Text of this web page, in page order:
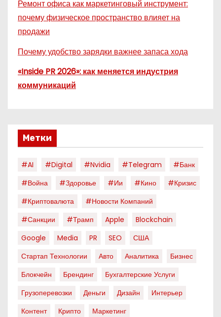
Ремонт офиса как маркетинговый инструмент:
почему физическое пространство влияет на
продажи
Почему удобство зарядки важнее запаса хода
«Inside PR 2026»: как меняется индустрия
коммуникаций
Метки
#AI #digital #nvidia #telegram
#банк
#война
#здоровье #ии #кино
#кризис
#криптовалюта
#новости Компаний
#санкции
#трамп Apple
Blockchain
Google
Media PR SEO
США
Стартап Технологии
Авто Аналитика
Бизнес
Блокчейн
Брендинг
Бухгалтерские Услуги
Грузоперевозки
Деньги Дизайн
Интерьер
Контент
Крипто
Маркетинг